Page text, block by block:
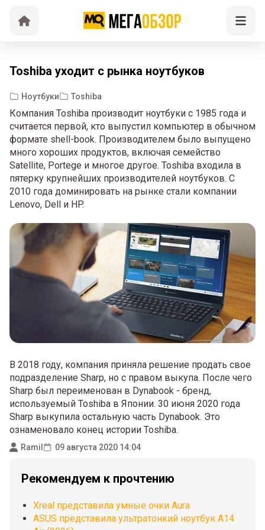
Toshiba уходит с рынка ноутбуков
Ноутбуки Toshiba
Компания Toshiba производит ноутбуки с 1985 года и
считается первой, кто выпустил компьютер в обычном
формате shell-book. Производителем было выпущено
много хороших продуктов, включая семейство
Satellite, Portege и многое другое. Toshiba входила в
пятерку крупнейших производителей ноутбуков. С
2010 года доминировать на рынке стали компании
Lenovo, Dell и HP.
В 2018 году, компания приняла решение продать свое
подразделение Sharp, но с правом выкупа. После чего
Sharp был переименован в Dynabook - бренд,
используемый Toshiba в Японии. 30 июня 2020 года
Sharp выкупила остальную часть Dynabook. Это
ознаменовало конец истории Toshiba.
Ramil 09 августа 2020 14:04
Рекомендуем к прочтению
Xreal представила умные очки Aura
ASUS представила ультратонкий ноутбук A14